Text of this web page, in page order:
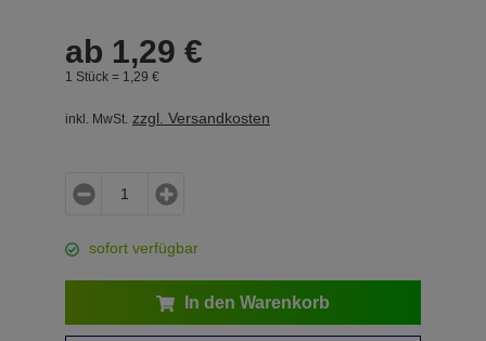
ab 1,29 €
1 Stück = 1, 29 €
inkl. MwSt. zzgl. Versandkosten
sofort verfügbar
In den Warenkorb